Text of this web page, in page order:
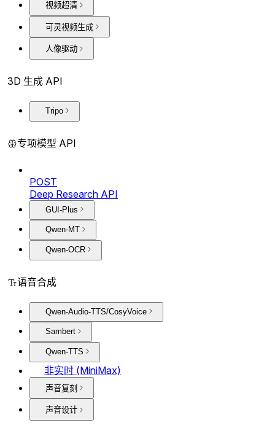
视频超清
可灵视频生成
人像驱动
3D 生成 API
Tripo
专项模型 API
POST
Deep Research API
GUI-Plus
Qwen-MT
Qwen-OCR
语音合成
Qwen-Audio-TTS/CosyVoice
Sambert
Qwen-TTS
非实时 (MiniMax)
声音复刻
声音设计